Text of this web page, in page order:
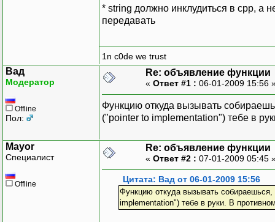
* string должно инклудиться в сpp, а
передавать
1n c0de we trust
Вад
Модератор
Offline
Пол:
Re: объявление функции
« Ответ #1 : 06-01-2009 15:56
Функцию откуда вызывать
("pointer to implementation") тебе в
Mayor
Специалист
Offline
Re: объявление функции
« Ответ #2 : 07-01-2009 05:45
Цитата: Вад от 06-01-2009 15:56
Функцию откуда вызывать
implementation") тебе в руки. В